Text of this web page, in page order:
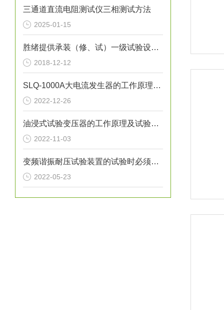
三通道直流电阻测试仪三相测试方法
2025-01-15
胜绪提供承装（修、试）一级试验设备配置明细
2018-12-12
SLQ-1000A大电流发生器的工作原理是怎么样的
2022-12-26
油浸式试验变压器的工作原理及试验方法介绍
2022-11-03
变频谐振耐压试验装置的试验时必须要掌握的
2022-05-23